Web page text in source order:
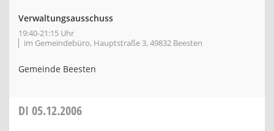
Verwaltungsausschuss
19:40-21:15 Uhr
im Gemeindebüro, Hauptstraße 3, 49832 Beesten
Gemeinde Beesten
DI 05.12.2006